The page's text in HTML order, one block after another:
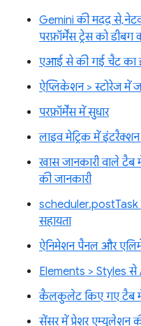
Gemini की मदद से,
परफ़ॉर्मेंस ट्रेस को डीबग
एआई से की गई चैट का
ऐप्लिकेशन > स्टोरेज में
परफ़ॉर्मेंस में सुधार
लाइव मेट्रिक में
खास जानकारी वाले टैब
की जानकारी
scheduler.postTask
सहायता
ऐनिमेशन पैनल और
Elements > Styles से
कैलकुलेट किए गए टैब में
सेंसर में प्रेशर एम्युलेशन